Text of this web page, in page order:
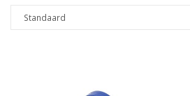
Standaard